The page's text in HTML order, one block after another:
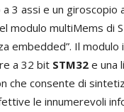
3 assi e un giroscopio
modulo multiMems di
embedded”. Il modulo
a 32 bit STM32 e una
che consente di
le innumerevoli